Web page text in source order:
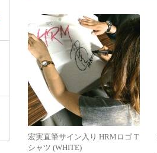
宏実直筆サイン入り HRMロゴ T
シャツ (WHITE)